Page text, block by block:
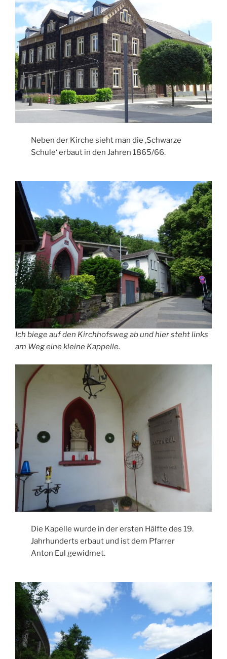
Neben der Kirche sieht man die ‚Schwarze
Schule‘ erbaut in den Jahren 1865/66.
Ich biege auf den Kirchhofsweg ab und hier steht links
am Weg eine kleine Kappelle.
Die Kapelle wurde in der ersten Hälfte des 19.
Jahrhunderts erbaut und ist dem Pfarrer
Anton Eul gewidmet.